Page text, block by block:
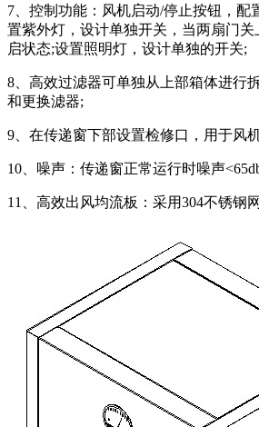
7、控制功能：风机启动/停止按钮，配
置紫外灯，设计单独开关，当两扇门
启状态;设置照明灯，设计单独的开关;
8、高效过滤器可单独从上部箱体进行
和更换滤器;
9、在传递窗下部设置检修口，用于风
10、噪声：传递窗正常运行时噪声
11、高效出风均流板：采用304不锈钢网